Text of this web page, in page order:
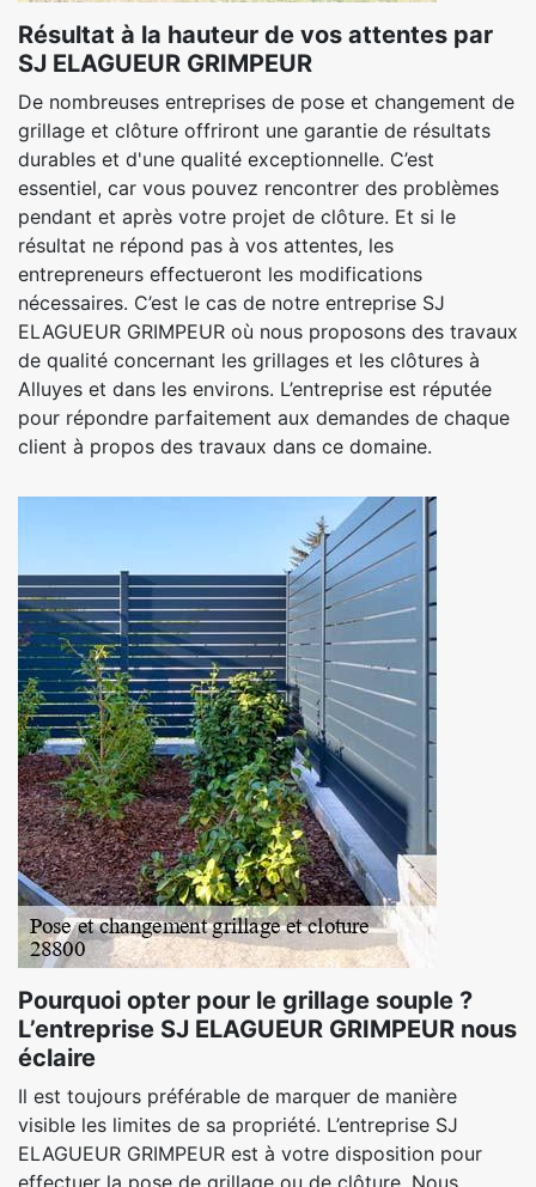
Résultat à la hauteur de vos attentes par
SJ ELAGUEUR GRIMPEUR
De nombreuses entreprises de pose et changement de
grillage et clôture offriront une garantie de résultats
durables et d'une qualité exceptionnelle. C’est
essentiel, car vous pouvez rencontrer des problèmes
pendant et après votre projet de clôture. Et si le
résultat ne répond pas à vos attentes, les
entrepreneurs effectueront les modifications
nécessaires. C’est le cas de notre entreprise SJ
ELAGUEUR GRIMPEUR où nous proposons des travaux
de qualité concernant les grillages et les clôtures à
Alluyes et dans les environs. L’entreprise est réputée
pour répondre parfaitement aux demandes de chaque
client à propos des travaux dans ce domaine.
Pourquoi opter pour le grillage souple ?
L’entreprise SJ ELAGUEUR GRIMPEUR nous
éclaire
Il est toujours préférable de marquer de manière
visible les limites de sa propriété. L’entreprise SJ
ELAGUEUR GRIMPEUR est à votre disposition pour
effectuer la pose de grillage ou de clôture. Nous